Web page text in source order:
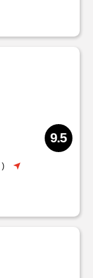
)
9.5